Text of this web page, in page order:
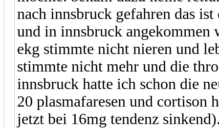
nach innsbruck gefahren das
und in innsbruck
ekg stimmte nicht nieren und
stimmte nicht mehr und die
innsbruck hatte ich schon die
20 plasmafaresen und cortison
jetzt bei 16mg tendenz